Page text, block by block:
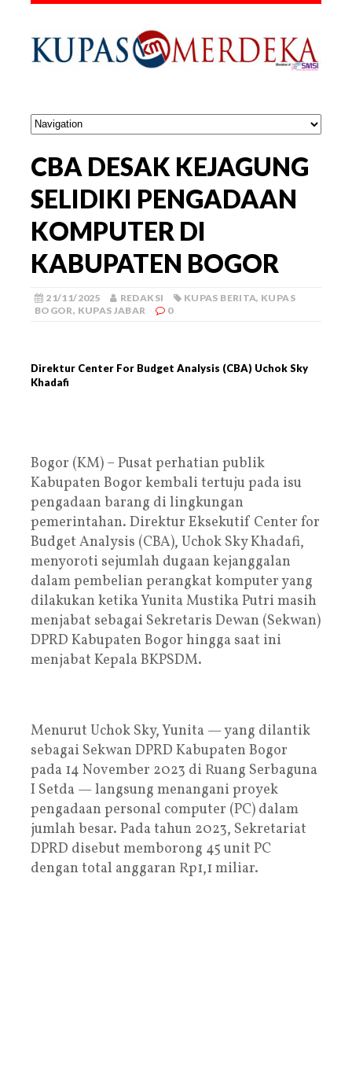
‎CBA DESAK KEJAGUNG
SELIDIKI PENGADAAN
KOMPUTER DI
KABUPATEN BOGOR
21/11/2025 REDAKSI KUPAS BERITA, KUPAS
BOGOR, KUPAS JABAR 0
Direktur Center For Budget Analysis (CBA) Uchok Sky
Khadafi
Bogor (KM) – Pusat perhatian publik
Kabupaten Bogor kembali tertuju pada isu
pengadaan barang di lingkungan
pemerintahan. Direktur Eksekutif Center for
Budget Analysis (CBA), Uchok Sky Khadafi,
menyoroti sejumlah dugaan kejanggalan
dalam pembelian perangkat komputer yang
dilakukan ketika Yunita Mustika Putri masih
menjabat sebagai Sekretaris Dewan (Sekwan)
DPRD Kabupaten Bogor hingga saat ini
menjabat Kepala BKPSDM.
‎Menurut Uchok Sky, Yunita — yang dilantik
sebagai Sekwan DPRD Kabupaten Bogor
pada 14 November 2023 di Ruang Serbaguna
I Setda — langsung menangani proyek
pengadaan personal computer (PC) dalam
jumlah besar. Pada tahun 2023, Sekretariat
DPRD disebut memborong 45 unit PC
dengan total anggaran Rp1,1 miliar.